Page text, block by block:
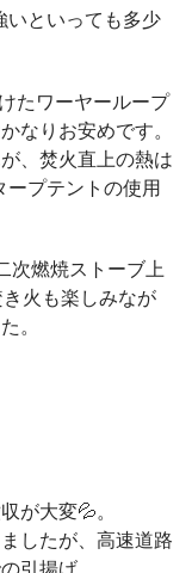
といっても多少
たワーヤーループ
なりお安めです。
、焚火直上の熱は
プテントの使用
次燃焼ストーブ上
火も楽しみなが
。
が大変💦。
したが、高速道路